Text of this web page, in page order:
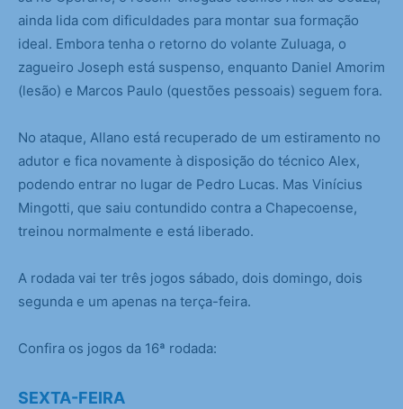
ainda lida com dificuldades para montar sua formação
ideal. Embora tenha o retorno do volante Zuluaga, o
zagueiro Joseph está suspenso, enquanto Daniel Amorim
(lesão) e Marcos Paulo (questões pessoais) seguem fora.
No ataque, Allano está recuperado de um estiramento no
adutor e fica novamente à disposição do técnico Alex,
podendo entrar no lugar de Pedro Lucas. Mas Vinícius
Mingotti, que saiu contundido contra a Chapecoense,
treinou normalmente e está liberado.
A rodada vai ter três jogos sábado, dois domingo, dois
segunda e um apenas na terça-feira.
Confira os jogos da 16ª rodada:
SEXTA-FEIRA